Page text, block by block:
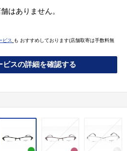
はありません。
ビス
も おすすめしております(店舗取寄は手数料無
ビスの詳細を確認する